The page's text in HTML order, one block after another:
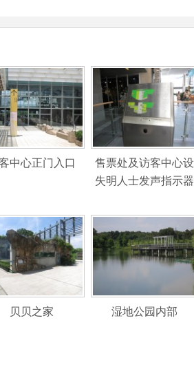
中心正门入口
售票处及访客中心设
失明人士发声指示器
贝贝之家 湿地公园内部